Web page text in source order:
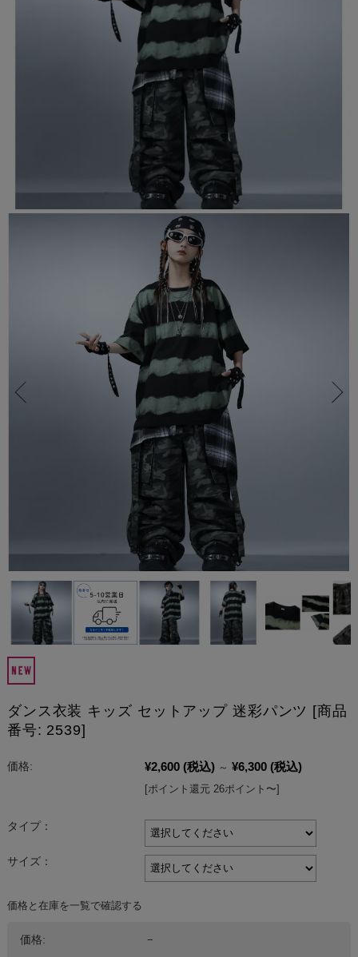
ダンス衣装 キッズ セットアップ 迷彩パンツ [商品
番号: 2539]
価格: ¥2,600 (税込) ～ ¥6,300 (税込)
[ポイント還元 26ポイント〜]
タイプ：
サイズ：
価格と在庫を一覧で確認する
価格: −